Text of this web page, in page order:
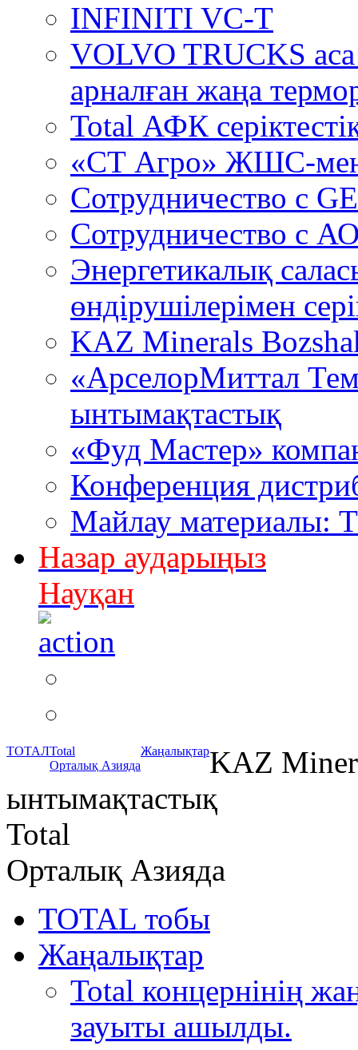
INFINITI VC-T
VOLVO TRUCKS
арналған жаңа
Total АФК
«СТ Агро» ЖШС-
Сотрудничество c
Сотрудничество с
Энергетикалық
өндірушілерімен
KAZ Minerals
«АрселорМиттал
ынтымақтастық
«Фуд Мастер»
Конференция
Майлау материалы:
Назар аударыңыз
Науқан
ТОТАЛTotal
Орталық Азияда
ЖаңалықтарKAZ
ынтымақтастық
Total
Орталық Азияда
TOTAL тобы
Жаңалықтар
Total концернінің
зауыты ашылды.